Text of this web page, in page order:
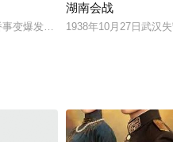
天之内失业又失恋
变爆发，日本悍然发动侵华战争。
湖南会战
1938年10月27日武汉